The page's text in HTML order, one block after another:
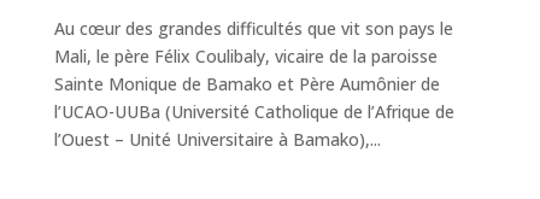
Au cœur des grandes difficultés que vit son pays le
Mali, le père Félix Coulibaly, vicaire de la paroisse
Sainte Monique de Bamako et Père Aumônier de
l’UCAO-UUBa (Université Catholique de l’Afrique de
l’Ouest – Unité Universitaire à Bamako),...